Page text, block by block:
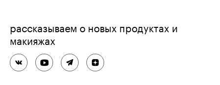
рассказываем о новых продуктах и
макияжах